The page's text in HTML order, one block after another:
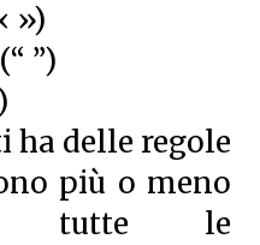
»)
”)
ha delle regole
più o meno
tutte le